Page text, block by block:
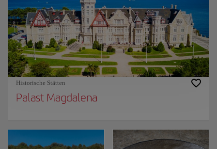
Historische Stätten
Palast Magdalena